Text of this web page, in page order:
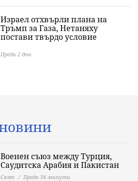
Израел отхвърли плана на
Тръмп за Газа, Нетаняху
постави твърдо условие
Преди 2 дни
Военен съюз между Турция,
Саудитска Арабия и Пакистан
Свят Преди 34 минути